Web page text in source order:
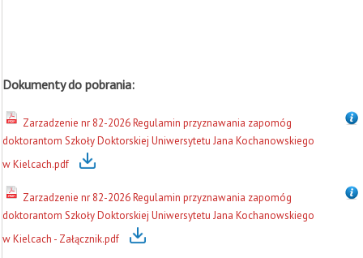
Dokumenty do pobrania:
Zarzadzenie nr 82-2026 Regulamin przyznawania zapomóg
doktorantom Szkoły Doktorskiej Uniwersytetu Jana Kochanowskiego
w Kielcach.pdf
Zarzadzenie nr 82-2026 Regulamin przyznawania zapomóg
doktorantom Szkoły Doktorskiej Uniwersytetu Jana Kochanowskiego
w Kielcach - Załącznik.pdf